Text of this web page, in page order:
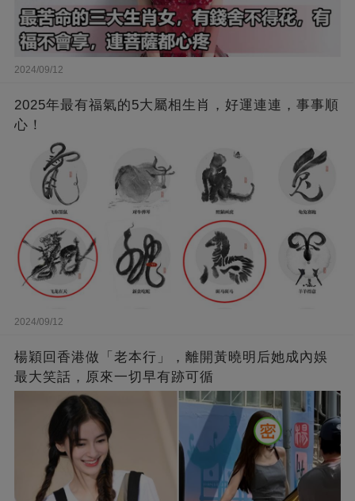
2024/09/12
2025年最有福氣的5大屬相生肖，好運連連，事事順
心！
2024/09/12
楊穎回香港做「老本行」，離開黃曉明后她成內娛
最大笑話，原來一切早有跡可循